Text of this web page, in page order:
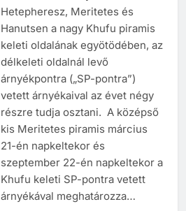
Hetepheresz, Meritetes és
Hanutsen a nagy Khufu piramis
keleti oldalának egyötödében, az
délkeleti oldalnál levő
árnyékpontra („SP-pontra”)
vetett árnyékaival az évet négy
részre tudja osztani. A középső
kis Meritetes piramis március
21-én napkeltekor és
szeptember 22-én napkeltekor a
Khufu keleti SP-pontra vetett
árnyékával meghatározza…